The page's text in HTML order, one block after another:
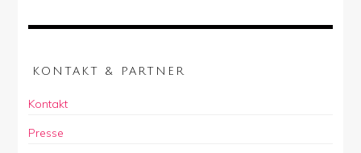
KONTAKT & PARTNER
Kontakt
Presse